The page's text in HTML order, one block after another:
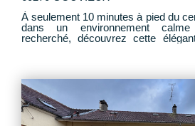
À seulement 10 minutes à pied du
dans un environnement calme
recherché, découvrez cette
d'une cuisine entièrement
d'une chambre avec salle d'eau privative. À
trouverez deux chambres, une
indépendant et une superbe suite